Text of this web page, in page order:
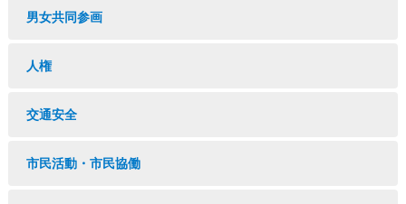
男女共同参画
人権
交通安全
市民活動・市民協働